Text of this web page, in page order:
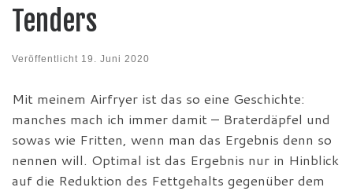
Tenders
Veröffentlicht 19. Juni 2020
Mit meinem Airfryer ist das so eine Geschichte:
manches mach ich immer damit – Braterdäpfel und
sowas wie Fritten, wenn man das Ergebnis denn so
nennen will. Optimal ist das Ergebnis nur in Hinblick
auf die Reduktion des Fettgehalts gegenüber dem